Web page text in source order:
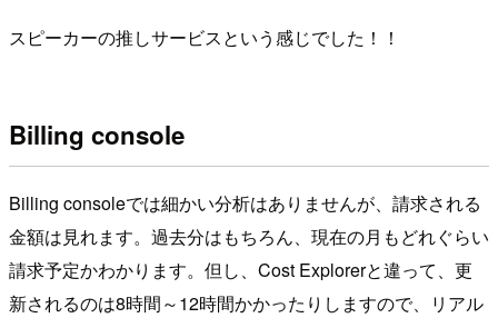
スピーカーの推しサービスという感じでした！！
Billing console
Billing consoleでは細かい分析はありませんが、請求される
金額は見れます。過去分はもちろん、現在の月もどれぐらい
請求予定かわかります。但し、Cost Explorerと違って、更
新されるのは8時間～12時間かかったりしますので、リアル